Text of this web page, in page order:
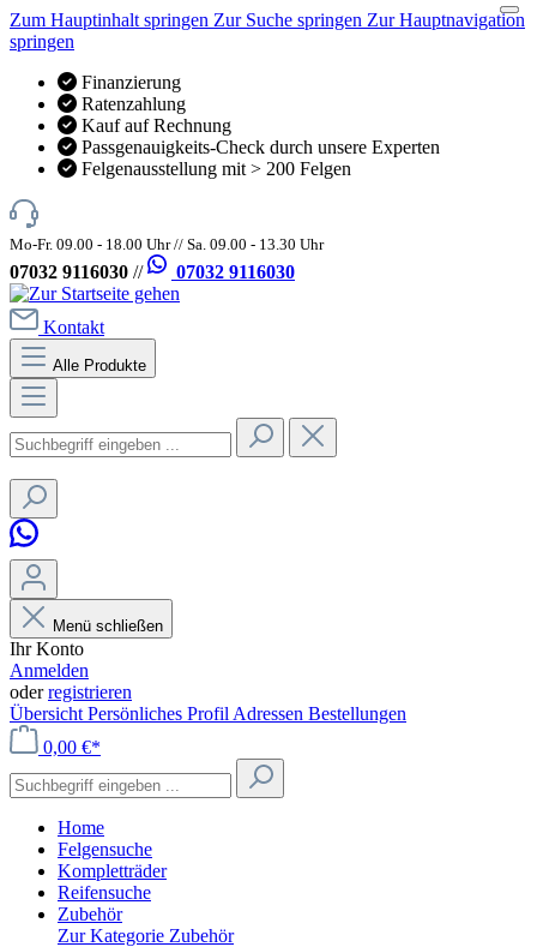
Zum Hauptinhalt springen Zur Suche springen Zur Hauptnavigation
springen
Finanzierung
Ratenzahlung
Kauf auf Rechnung
Passgenauigkeits-Check durch unsere Experten
Felgenausstellung mit > 200 Felgen
Mo-Fr. 09.00 - 18.00 Uhr // Sa. 09.00 - 13.30 Uhr
07032 9116030 // 07032 9116030
Kontakt
Alle Produkte
Menü schließen
Ihr Konto
Anmelden
oderregistrieren
Übersicht Persönliches Profil Adressen Bestellungen
0,00 €*
Home
Felgensuche
Kompletträder
Reifensuche
Zubehör
Zur Kategorie Zubehör